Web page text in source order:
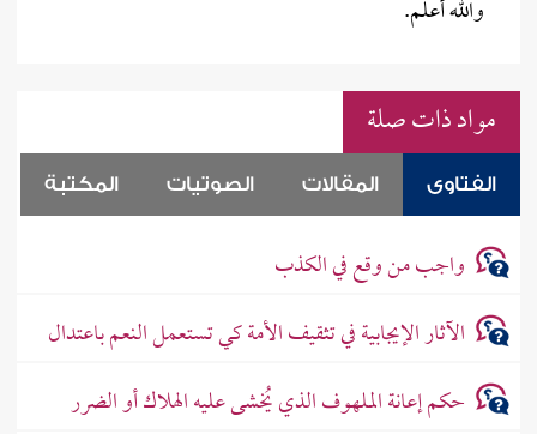
والله أعلم.
مواد ذات صلة
الفتاوى المقالات الصوتيات المكتبة
واجب من وقع في الكذب
الآثار الإيجابية في تثقيف الأمة كي تستعمل النعم باعتدال
حكم إعانة الملهوف الذي يُخشى عليه الهلاك أو الضرر